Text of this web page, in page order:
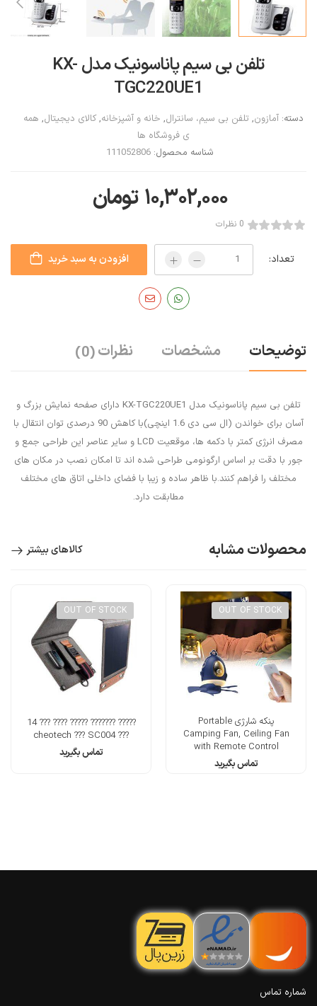
تلفن بی سیم پاناسونیک مدل KX-
TGC220UE1
دسته:آمازون, تلفن بی سیم، سانترال, خانه و آشپزخانه,کالای دیجیتال, همه
ی فروشگاه ها
شناسه محصول:111052806
۱۰,۳۰۲,۰۰۰ تومان
0 نظرات
تعداد: افزودن به سبد خرید
توضیحات مشخصات نظرات(0)
تلفن بی سیم پاناسونیک مدل KX-TGC220UE1 دارای صفحه نمایش بزرگ و
آسان برای خواندن (ال سی دی 1.6 اینچی)با کاهش 90 درصدی توان انتقال با
مصرف انرژی کمتر با دکمه ها، موقعیت LCD و سایر عناصر این طراحی جمع و
جور با دقت بر اساس ارگونومی طراحی شده اند تا امکان نصب در مکان های
مختلف را فراهم کنند.با ظاهر ساده و زیبا با فضای داخلی اتاق های مختلف
مطابقت دارد.
محصولات مشابه کالاهای بیشتر
OUT OF STOCK
پنکه شارژی Portable
Camping Fan, Ceiling Fan
with Remote Control
تماس بگیرید
OUT OF STOCK
????? ??????? ????? ???? ??? 14
??? cheotech ??? SC004
تماس بگیرید
شماره تماس